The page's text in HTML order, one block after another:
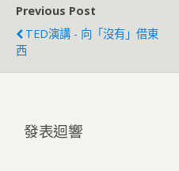
Previous Post
TED演講 - 向「沒有」借東
西
發表迴響